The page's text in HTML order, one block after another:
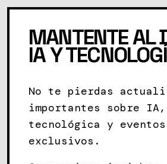
MANTENTE AL
IA Y
No te pierdas
importantes sobre
tecnológica y eventos
exclusivos.